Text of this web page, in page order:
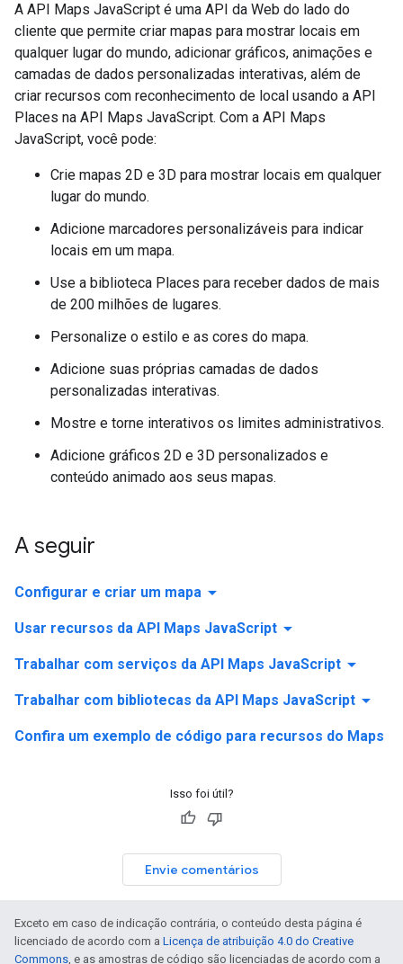
A API Maps JavaScript é uma API da Web do lado do
cliente que permite criar mapas para mostrar locais em
qualquer lugar do mundo, adicionar gráficos, animações e
camadas de dados personalizadas interativas, além de
criar recursos com reconhecimento de local usando a API
Places na API Maps JavaScript. Com a API Maps
JavaScript, você pode:
Crie mapas 2D e 3D para mostrar locais em qualquer
lugar do mundo.
Adicione marcadores personalizáveis para indicar
locais em um mapa.
Use a biblioteca Places para receber dados de mais
de 200 milhões de lugares.
Personalize o estilo e as cores do mapa.
Adicione suas próprias camadas de dados
personalizadas interativas.
Mostre e torne interativos os limites administrativos.
Adicione gráficos 2D e 3D personalizados e
conteúdo animado aos seus mapas.
A seguir
Configurar e criar um mapa arrow_drop_down
Usar recursos da API Maps JavaScript arrow_drop_down
Trabalhar com serviços da API Maps JavaScript arrow_drop_down
Trabalhar com bibliotecas da API Maps JavaScript arrow_drop_down
Confira um exemplo de código para recursos do Maps
Isso foi útil?
Envie comentários
Exceto em caso de indicação contrária, o conteúdo desta página é
licenciado de acordo com a Licença de atribuição 4.0 do Creative
Commons, e as amostras de código são licenciadas de acordo com a